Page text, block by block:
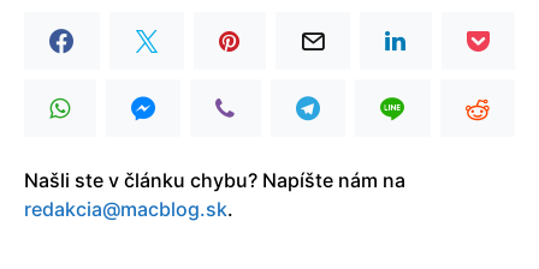
Našli ste v článku chybu? Napíšte nám na
redakcia@macblog.sk.